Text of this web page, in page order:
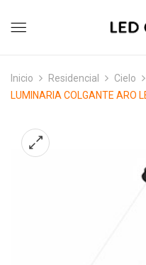
Inicio Residencial
Cielo
LUMINARIA COLGANTE ARO